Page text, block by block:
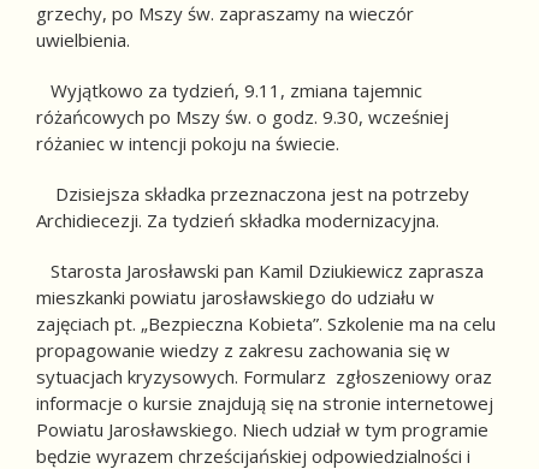
grzechy, po Mszy św. zapraszamy na wieczór
uwielbienia.
Wyjątkowo za tydzień, 9.11, zmiana tajemnic
różańcowych po Mszy św. o godz. 9.30, wcześniej
różaniec w intencji pokoju na świecie.
Dzisiejsza składka przeznaczona jest na potrzeby
Archidiecezji. Za tydzień składka modernizacyjna.
Starosta Jarosławski pan Kamil Dziukiewicz zaprasza
mieszkanki powiatu jarosławskiego do udziału w
zajęciach pt. „Bezpieczna Kobieta”. Szkolenie ma na celu
propagowanie wiedzy z zakresu zachowania się w
sytuacjach kryzysowych. Formularz zgłoszeniowy oraz
informacje o kursie znajdują się na stronie internetowej
Powiatu Jarosławskiego. Niech udział w tym programie
będzie wyrazem chrześcijańskiej odpowiedzialności i